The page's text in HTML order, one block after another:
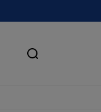
Suchen